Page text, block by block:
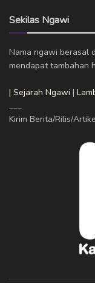
Sekilas Ngawi
Nama ngawi berasal
mendapat tambahan
| Sejarah Ngawi |
___
Kirim Berita/Rilis/